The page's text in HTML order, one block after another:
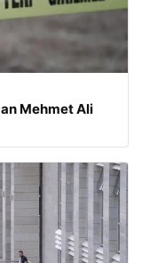
Mehmet Ali